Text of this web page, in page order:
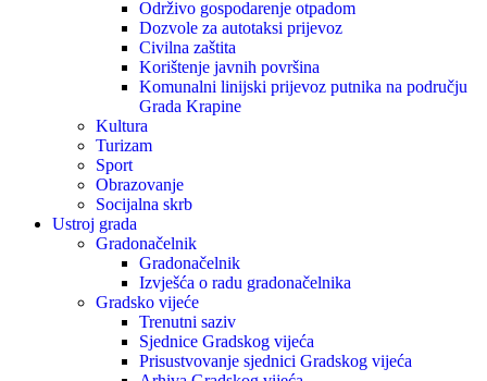
Održivo gospodarenje otpadom
Dozvole za autotaksi prijevoz
Civilna zaštita
Korištenje javnih površina
Komunalni linijski prijevoz putnika na području
Grada Krapine
Kultura
Turizam
Sport
Obrazovanje
Socijalna skrb
Ustroj grada
Gradonačelnik
Gradonačelnik
Izvješća o radu gradonačelnika
Gradsko vijeće
Trenutni saziv
Sjednice Gradskog vijeća
Prisustvovanje sjednici Gradskog vijeća